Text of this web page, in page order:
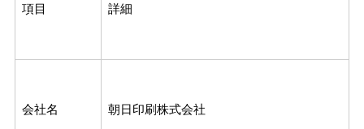
項目 詳細
会社名 朝日印刷株式会社